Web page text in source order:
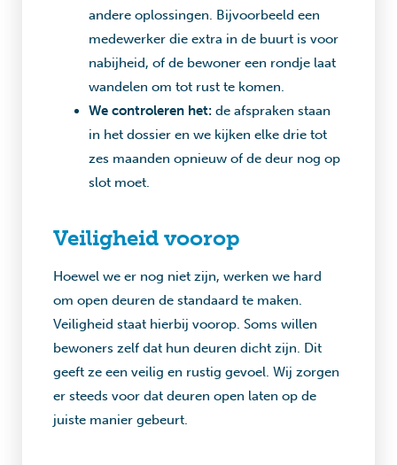
andere oplossingen. Bijvoorbeeld een
medewerker die extra in de buurt is voor
nabijheid, of de bewoner een rondje laat
wandelen om tot rust te komen.
We controleren het: de afspraken staan
in het dossier en we kijken elke drie tot
zes maanden opnieuw of de deur nog op
slot moet.
Veiligheid voorop
Hoewel we er nog niet zijn, werken we hard
om open deuren de standaard te maken.
Veiligheid staat hierbij voorop. Soms willen
bewoners zelf dat hun deuren dicht zijn. Dit
geeft ze een veilig en rustig gevoel. Wij zorgen
er steeds voor dat deuren open laten op de
juiste manier gebeurt.